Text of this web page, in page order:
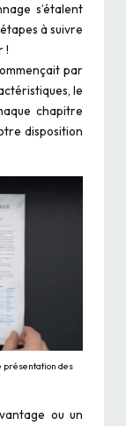
s’étalent
à suivre
!
par
le
chapitre
disposition
présentation des
ou un